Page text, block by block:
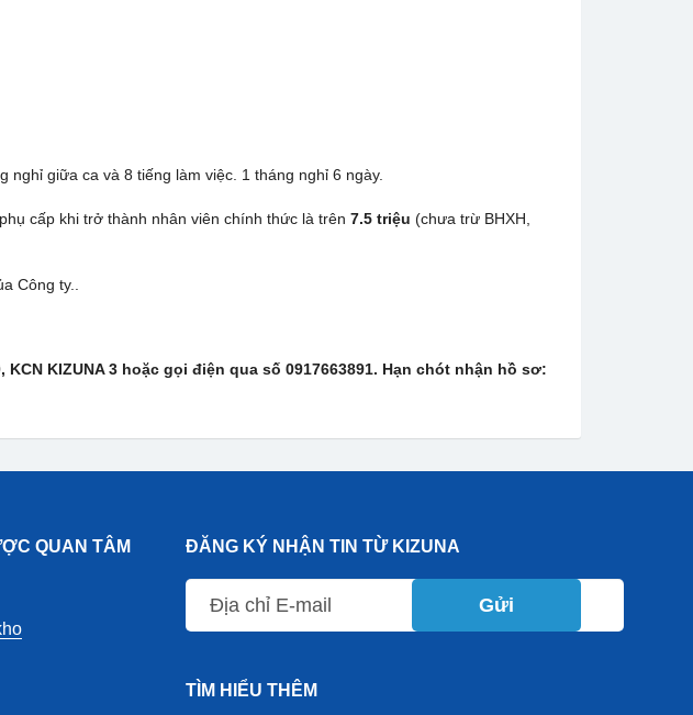
giữa ca và 8 tiếng làm việc. 1 tháng nghỉ 6 ngày.
phụ cấp khi trở thành nhân viên chính thức là trên 7.5 triệu (chưa trừ BHXH,
Công ty..
KIZUNA 3 hoặc gọi điện qua số 0917663891. Hạn chót nhận hồ sơ:
QUAN TÂM ĐĂNG KÝ NHẬN TIN TỪ KIZUNA
Gửi
TÌM HIỂU THÊM